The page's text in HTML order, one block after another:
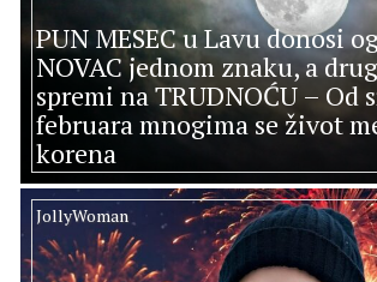
PUN MESEC u Lavu donosi
NOVAC jednom znaku, a
spremi na TRUDNOĆU – Od
februara mnogima se život
korena
JollyWoman